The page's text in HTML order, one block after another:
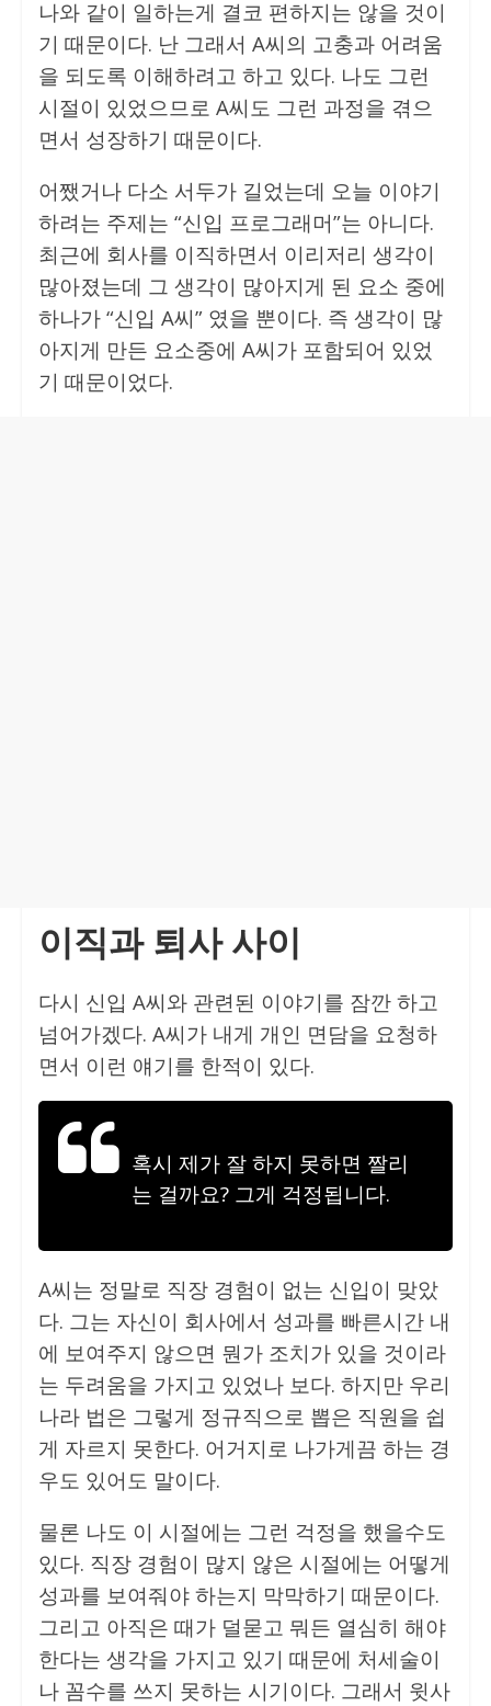
나와 같이 일하는게 결코 편하지는 않을 것이
기 때문이다. 난 그래서 A씨의 고충과 어려움
을 되도록 이해하려고 하고 있다. 나도 그런
시절이 있었으므로 A씨도 그런 과정을 겪으
면서 성장하기 때문이다.
어쨌거나 다소 서두가 길었는데 오늘 이야기
하려는 주제는 “신입 프로그래머”는 아니다.
최근에 회사를 이직하면서 이리저리 생각이
많아졌는데 그 생각이 많아지게 된 요소 중에
하나가 “신입 A씨” 였을 뿐이다. 즉 생각이 많
아지게 만든 요소중에 A씨가 포함되어 있었
기 때문이었다.
이직과 퇴사 사이
다시 신입 A씨와 관련된 이야기를 잠깐 하고
넘어가겠다. A씨가 내게 개인 면담을 요청하
면서 이런 얘기를 한적이 있다.
혹시 제가 잘 하지 못하면 짤리
는 걸까요? 그게 걱정됩니다.
A씨는 정말로 직장 경험이 없는 신입이 맞았
다. 그는 자신이 회사에서 성과를 빠른시간 내
에 보여주지 않으면 뭔가 조치가 있을 것이라
는 두려움을 가지고 있었나 보다. 하지만 우리
나라 법은 그렇게 정규직으로 뽑은 직원을 쉽
게 자르지 못한다. 어거지로 나가게끔 하는 경
우도 있어도 말이다.
물론 나도 이 시절에는 그런 걱정을 했을수도
있다. 직장 경험이 많지 않은 시절에는 어떻게
성과를 보여줘야 하는지 막막하기 때문이다.
그리고 아직은 때가 덜묻고 뭐든 열심히 해야
한다는 생각을 가지고 있기 때문에 처세술이
나 꼼수를 쓰지 못하는 시기이다. 그래서 윗사